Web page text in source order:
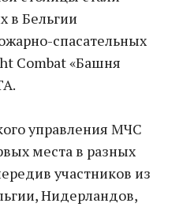
Бельгии
спасательных
Combat «Башня
управления МЧС
места в разных
участников из
Нидерландов,